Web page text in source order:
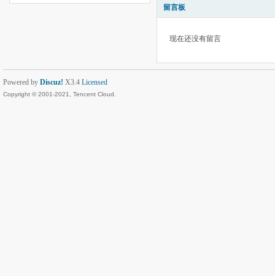
留言板
现在还没有留言
Powered by Discuz! X3.4 Licensed
Copyright © 2001-2021, Tencent Cloud.